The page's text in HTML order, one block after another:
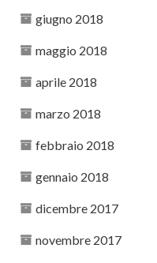
giugno 2018
maggio 2018
aprile 2018
marzo 2018
febbraio 2018
gennaio 2018
dicembre 2017
novembre 2017